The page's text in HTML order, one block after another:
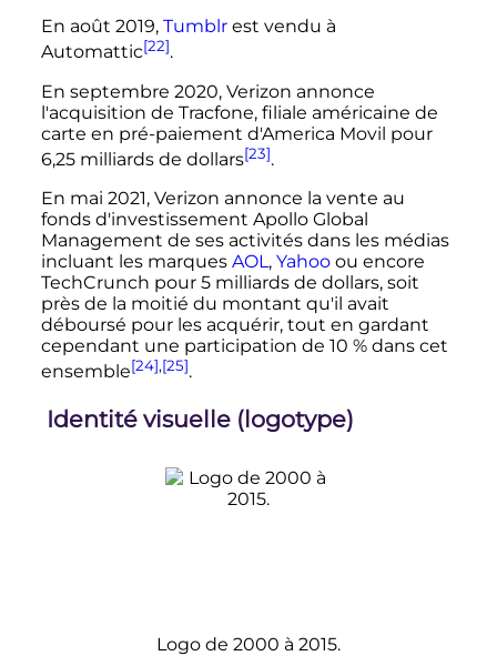
En août 2019, Tumblrest vendu à
Automattic[22].
En septembre 2020, Verizon annonce
l'acquisition de Tracfone, filiale américaine de
carte en pré-paiement d'America Movil pour
6,25 milliards de dollars[23].
En mai 2021, Verizon annonce la vente au
fonds d'investissement Apollo Global
Management de ses activités dans les médias
incluant les marques AOL, Yahooou encore
TechCrunch pour 5 milliards de dollars, soit
près de la moitié du montant qu'il avait
déboursé pour les acquérir, tout en gardant
cependant une participation de 10 % dans cet
ensemble[24],[25].
Identité visuelle (logotype)
Logo de 2000 à 2015.